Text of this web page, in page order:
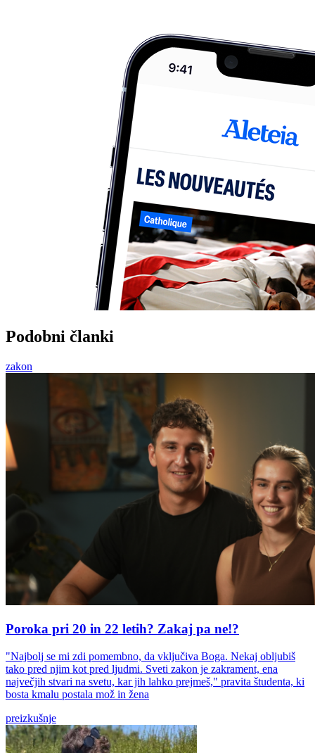
Podobni članki
zakon
Poroka pri 20 in 22 letih? Zakaj pa ne!?
"Najbolj se mi zdi pomembno, da vključiva Boga. Nekaj obljubiš
tako pred njim kot pred ljudmi. Sveti zakon je zakrament, ena
največjih stvari na svetu, kar jih lahko prejmeš," pravita študenta, ki
bosta kmalu postala mož in žena
preizkušnje